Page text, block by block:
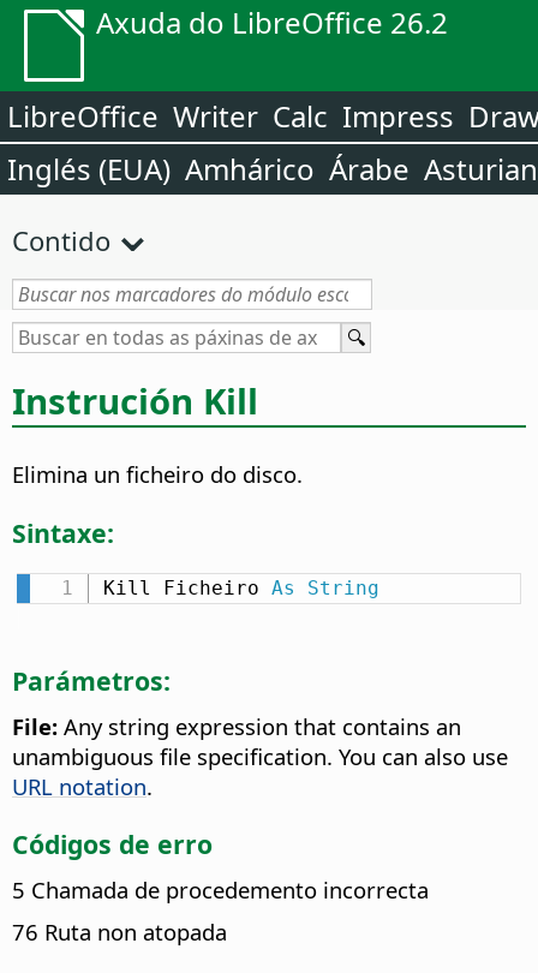
Axuda do LibreOffice 26.2
LibreOffice Writer Calc Impress
Inglés (EUA) Amhárico Árabe
Contido
Instrución Kill
Elimina un ficheiro do disco.
Sintaxe:
Kill Ficheiro As String
Parámetros:
File: Any string expression that contains an
unambiguous file specification. You can also use
URL notation.
Códigos de erro
5 Chamada de procedemento incorrecta
76 Ruta non atopada